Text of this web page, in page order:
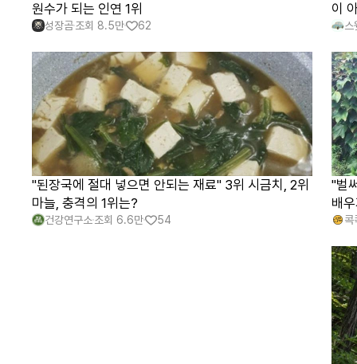
원수가 되는 인연 1위
성장곰조회 8.5만 62
이
스
"된장국에 절대 넣으면 안되는 재료" 3위 시금치, 2위
마늘, 충격의 1위는?
건강연구소조회 6.6만 54
"벌
배
콕